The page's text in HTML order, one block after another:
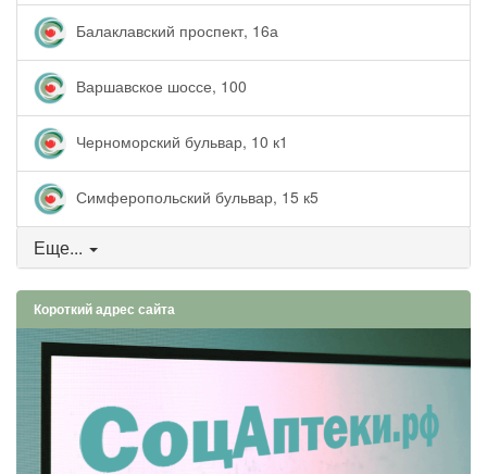
Балаклавский проспект, 16а
Варшавское шоссе, 100
Черноморский бульвар, 10 к1
Симферопольский бульвар, 15 к5
Еще...
Короткий адрес сайта